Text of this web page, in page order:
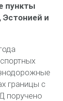
пункты
Эстонией и
границы с
поручено